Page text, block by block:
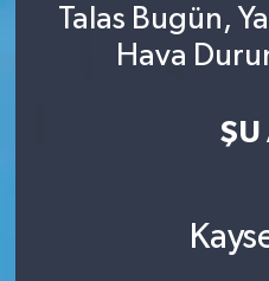
Talas Bugün,
Hava
ŞU
Süper Lig Puan
Son Dakika Haberleri